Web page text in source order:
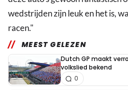
wedstrijden zijn leuk en het is,
racen."
MEEST GELEZEN
Dutch GP maakt
volkslied bekend
0